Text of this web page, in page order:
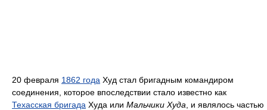
20 февраля 1862 года Худ стал бригадным командиром
соединения, которое впоследствии стало известно как
Техасская бригада Худа или Мальчики Худа , и являлось частью